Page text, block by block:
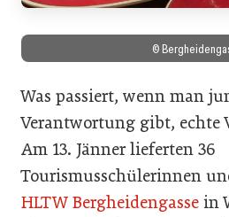
©
Was passiert, wenn man
Verantwortung gibt, echte
Am 13. Jänner lieferten 36
Tourismusschülerinnen
HLTW Bergheidengasse in